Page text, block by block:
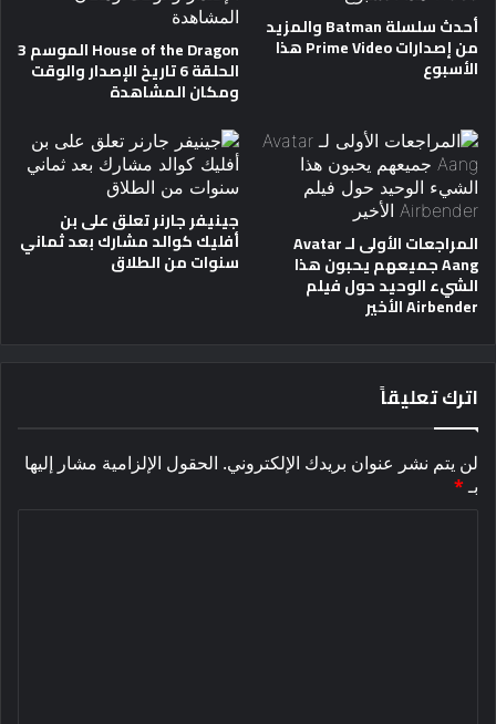
أحدث سلسلة Batman والمزيد
من إصدارات Prime Video هذا
الأسبوع
House of the Dragon الموسم 3
الحلقة 6 تاريخ الإصدار والوقت
ومكان المشاهدة
المراجعات الأولى لـ Avatar
Aang جميعهم يحبون هذا
الشيء الوحيد حول فيلم
Airbender الأخير
جينيفر جارنر تعلق على بن
أفليك كوالد مشارك بعد ثماني
سنوات من الطلاق
اترك تعليقاً
لن يتم نشر عنوان بريدك الإلكتروني. الحقول الإلزامية مشار إليها
بـ*